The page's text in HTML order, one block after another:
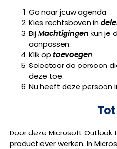
Ga naar jouw agenda
Kies rechtsboven in
BijMachtigingen kun je
aanpassen.
Klik op toevoegen
Selecteer de persoon
deze toe.
Nu heeft deze persoon
Door deze Microsoft Outlook
productiever werken. In